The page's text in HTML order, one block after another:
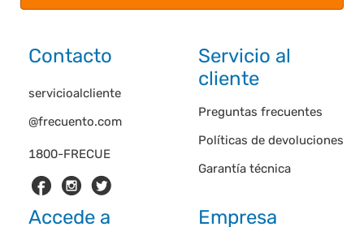
Contacto
1800-FRECUE
servicioalcliente
@frecuento.com
Servicio al
cliente
Preguntas frecuentes
Políticas de devoluciones
Garantía técnica
Accede a Empresa